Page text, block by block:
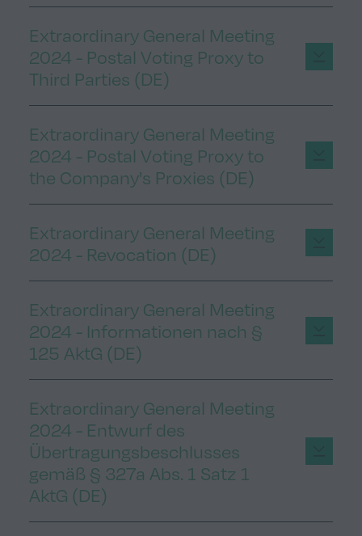
Extraordinary General Meeting
2024 - Postal Voting Proxy to
Third Parties (DE)
Extraordinary General Meeting
2024 - Postal Voting Proxy to
the Company's Proxies (DE)
Extraordinary General Meeting
2024 - Revocation (DE)
Extraordinary General Meeting
2024 - Informationen nach §
125 AktG (DE)
Extraordinary General Meeting
2024 - Entwurf des
Übertragungsbeschlusses
gemäß § 327a Abs. 1 Satz 1
AktG (DE)